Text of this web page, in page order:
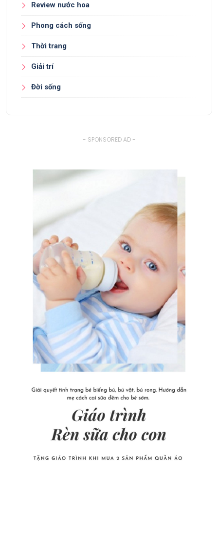
Review nước hoa
Phong cách sống
Thời trang
Giải trí
Đời sống
- SPONSORED AD -